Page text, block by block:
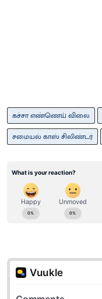
கச்சா எண்ணெய் விலை
சமையல் காஸ் சிலிண்டர்